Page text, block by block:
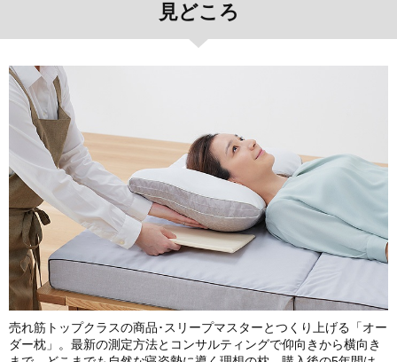
見どころ
売れ筋トップクラスの商品･スリープマスターとつくり上げる「オー
ダー枕」。最新の測定方法とコンサルティングで仰向きから横向き